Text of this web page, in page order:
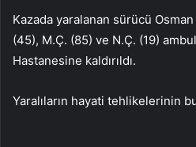
Kazada yaralanan sürücü
(45), M.Ç. (85) ve N.Ç. (19)
Hastanesine kaldırıldı.
Yaralıların hayati tehlikelerinin